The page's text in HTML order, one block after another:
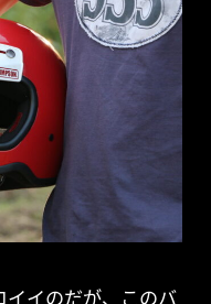
イのだが、このバ